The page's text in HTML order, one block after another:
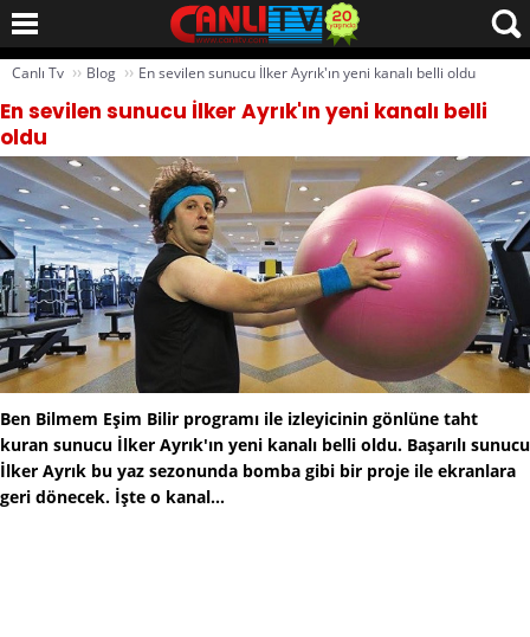
Canlı Tv ›› Blog ›› En sevilen sunucu İlker Ayrık'ın yeni kanalı belli oldu
En sevilen sunucu İlker Ayrık'ın yeni kanalı belli
oldu
Ben Bilmem Eşim Bilir programı ile izleyicinin gönlüne taht
kuran sunucu İlker Ayrık'ın yeni kanalı belli oldu. Başarılı sunucu
İlker Ayrık bu yaz sezonunda bomba gibi bir proje ile ekranlara
geri dönecek. İşte o kanal...